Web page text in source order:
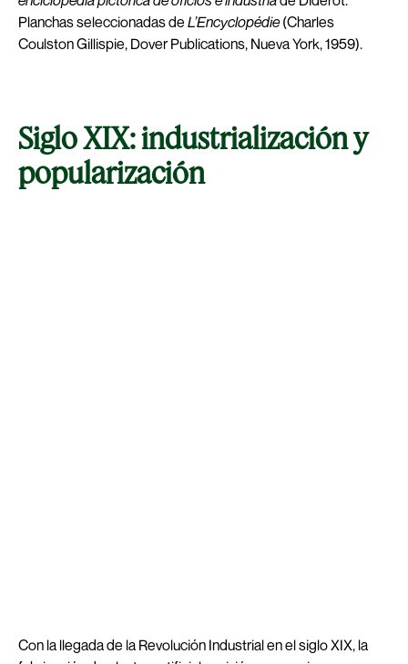
Planchas seleccionadas de L’Encyclopédie(Charles
Coulston Gillispie, Dover Publications, Nueva York, 1959).
Siglo XIX: industrialización y
popularización
Con la llegada de la Revolución Industrial en el siglo XIX, la